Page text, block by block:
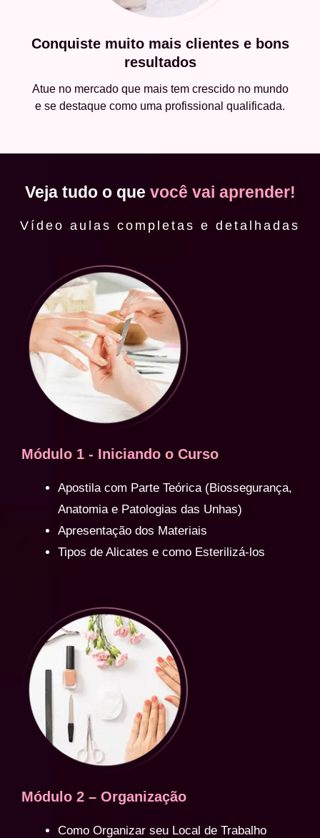
Conquiste muito mais clientes e bons
resultados
Atue no mercado que mais tem crescido no mundo
e se destaque como uma profissional qualificada.
Veja tudo o que você vai aprender!
Vídeo aulas completas e detalhadas
Módulo 1 - Iniciando o Curso
Apostila com Parte Teórica (Biossegurança,
Anatomia e Patologias das Unhas)
Apresentação dos Materiais
Tipos de Alicates e como Esterilizá-los
Módulo 2 – Organização
Como Organizar seu Local de Trabalho